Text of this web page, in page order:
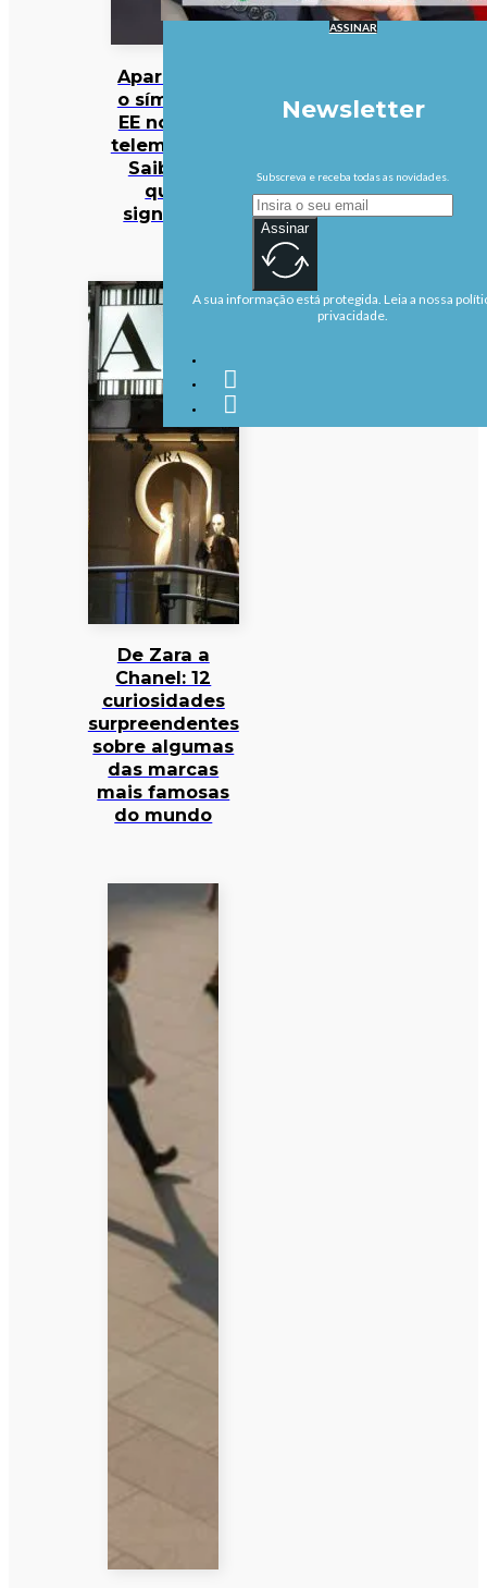
Apareceu
o símbolo
EE no seu
telemóvel?
Saiba o
que
significa
De Zara a
Chanel: 12
curiosidades
surpreendentes
sobre algumas
das marcas
mais famosas
do mundo
ASSINAR
Newsletter
Subscreva e receba todas as novidades.
Assinar
A sua informação está protegida. Leia a nossa
privacidade.